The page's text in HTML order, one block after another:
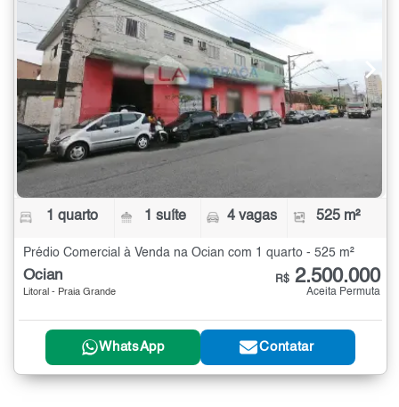
1 quarto 1 suíte 4 vagas 525 m²
Prédio Comercial à Venda na Ocian com 1 quarto - 525 m²
Ocian
Litoral - Praia Grande
R$ 2.500.000
Aceita Permuta
WhatsApp Contatar